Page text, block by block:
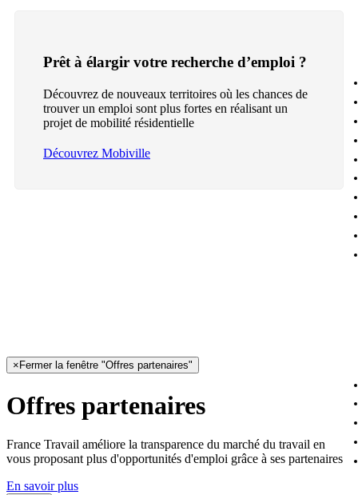
Prêt à élargir votre recherche d’emploi ?
Découvrez de nouveaux territoires où les chances de
trouver un emploi sont plus fortes en réalisant un
projet de mobilité résidentielle
Découvrez Mobiville
× Fermer la fenêtre "Offres partenaires"
Offres partenaires
France Travail améliore la transparence du marché du travail en
vous proposant plus d'opportunités d'emploi grâce à ses partenaires
En savoir plus